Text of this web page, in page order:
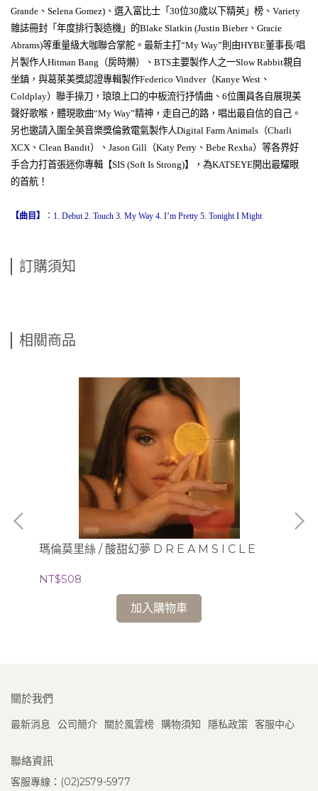
Grande 、 Selena Gomez) 、選入富比士「 30位30歲以下精英」榜、 Variety
雜誌冊封「年度排行製造機」的Blake Slatkin (Justin Bieber、 Gracie
Abrams)等重量級大咖聯合掌舵。最新主打“My Way”則由HYBE董事長/唱
片製作人Hitman Bang （房時爀）、 BTS主要製作人之一Slow Rabbit親自
坐鎮，與葛萊美獎認證專輯製作Federico Vindver（Kanye West 、
Coldplay）聯手操刀，琅琅上口的中板流行抒情曲、 6位團員各自展現美
聲好歌喉，體現歌曲“My Way”精神，走自己的路，唱出最自信的自己。
另也邀請入圍全英音樂獎倫敦電氣製作人Digital Farm Animals （Charli
XCX 、 Clean Bandit）、 Jason Gill （Katy Perry 、 Bebe Rexha）等各界好
手合力打首張迷你專輯【SIS (Soft Is Strong)】，為KATSEYE開出最耀眼
的首航！
【曲目】 ： 1. Debut 2. Touch 3. My Way 4. I’m Pretty 5. Tonight I Might
訂購須知
相關商品
瑪倫莫里絲 / 酸甜幻夢 D R E A M S I C L E
NT$508
加入購物車
關於我們
最新消息 公司簡介 關於風雲榜 購物須知 隱私政策 客服中心
聯絡資訊
客服專線：(02)2579-5977